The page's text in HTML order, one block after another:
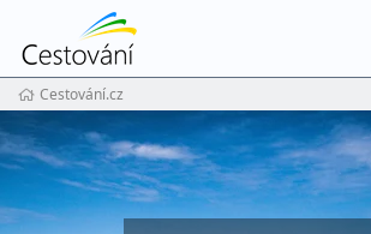
Cestování.cz